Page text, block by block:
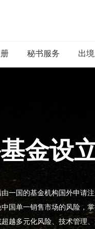
秘书服务 出
金设
一国的基金机构国外申请
国单一销售市场的风险，
越多元化风险、技术管理